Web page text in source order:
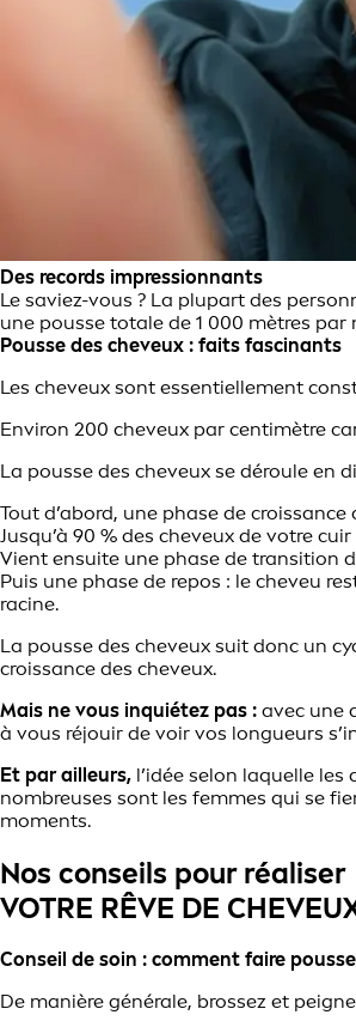
Des records impressionnants
Le saviez-vous ? La plupart des
une pousse totale de 1 000 mètres
Pousse des cheveux : faits fascinants
Les cheveux sont essentiellement
Environ 200 cheveux par centimètre
La pousse des cheveux se déroule en
Tout d’abord, une phase de
Jusqu’à 90 % des cheveux de votre
Vient ensuite une phase de transition
Puis une phase de repos : le cheveu
racine.
La pousse des cheveux suit donc un
croissance des cheveux.
Mais ne vous inquiétez pas : avec une
à vous réjouir de voir vos longueurs
Et par ailleurs, l’idée selon laquelle
nombreuses sont les femmes qui se
moments.
Nos conseils pour réaliser
VOTRE RÊVE DE
Conseil de soin : comment faire
De manière générale, brossez et